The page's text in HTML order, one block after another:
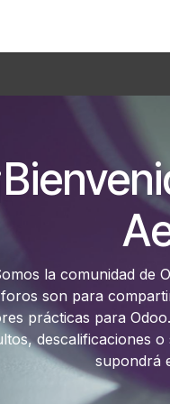
la comunidad de
son para
prácticas para
descalificaciones
supondrá